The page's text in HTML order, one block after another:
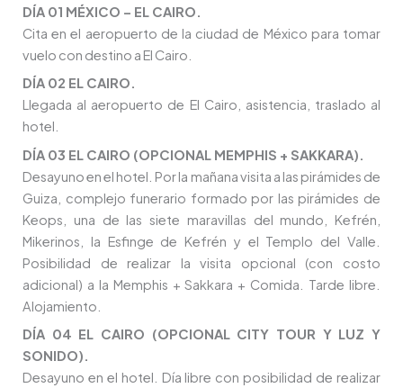
DÍA 01 MÉXICO – EL CAIRO.
Cita en el aeropuerto de la ciudad de México para tomar
vuelo con destino a El Cairo.
DÍA 02 EL CAIRO.
Llegada al aeropuerto de El Cairo, asistencia, traslado al
hotel.
DÍA 03 EL CAIRO (OPCIONAL MEMPHIS + SAKKARA).
Desayuno en el hotel. Por la mañana visita a las pirámides de
Guiza, complejo funerario formado por las pirámides de
Keops, una de las siete maravillas del mundo, Kefrén,
Mikerinos, la Esfinge de Kefrén y el Templo del Valle.
Posibilidad de realizar la visita opcional (con costo
adicional) a la Memphis + Sakkara + Comida. Tarde libre.
Alojamiento.
DÍA 04 EL CAIRO (OPCIONAL CITY TOUR Y LUZ Y
SONIDO).
Desayuno en el hotel. Día libre con posibilidad de realizar